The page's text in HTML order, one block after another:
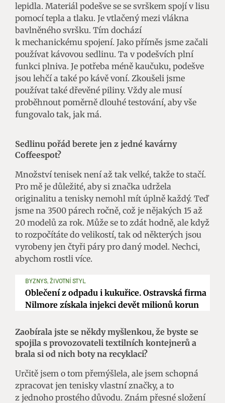
lepidla. Materiál podešve se se svrškem spojí v lisu
pomocí tepla a tlaku. Je vtlačený mezi vlákna
bavlněného svršku. Tím dochází
k mechanickému spojení. Jako příměs jsme začali
používat kávovou sedlinu. Ta v podešvích plní
funkci plniva. Je potřeba méně kaučuku, podešve
jsou lehčí a také po kávě voní. Zkoušeli jsme
používat také dřevěné piliny. Vždy ale musí
proběhnout poměrně dlouhé testování, aby vše
fungovalo tak, jak má.
Sedlinu pořád berete jen z jedné kavárny
Coffeespot?
Množství tenisek není až tak velké, takže to stačí.
Pro mě je důležité, aby si značka udržela
originalitu a tenisky nemohl mít úplně každý. Teď
jsme na 3500 párech ročně, což je nějakých 15 až
20 modelů za rok. Může se to zdát hodně, ale když
to rozpočítáte do velikostí, tak od některých jsou
vyrobeny jen čtyři páry pro daný model. Nechci,
abychom rostli více.
BYZNYS, ŽIVOTNÍ STYL
Oblečení z odpadu i kukuřice. Ostravská firma
Nilmore získala injekci devět milionů korun
Zaobírala jste se někdy myšlenkou, že byste se
spojila s provozovateli textilních kontejnerů a
brala si od nich boty na recyklaci?
Určitě jsem o tom přemýšlela, ale jsem schopná
zpracovat jen tenisky vlastní značky, a to
z jednoho prostého důvodu. Znám přesné složení